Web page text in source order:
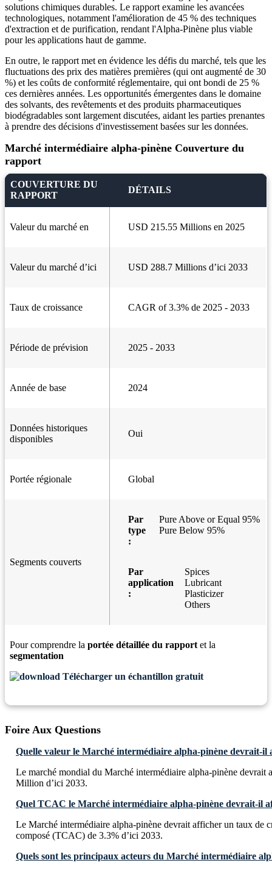
solutions chimiques durables. Le rapport examine les avancées
technologiques, notamment l'amélioration de 45 % des techniques
d'extraction et de purification, rendant l'Alpha-Pinène plus viable
pour les applications haut de gamme.
En outre, le rapport met en évidence les défis du marché, tels que les
fluctuations des prix des matières premières (qui ont augmenté de 30
%) et les coûts de conformité réglementaire, qui ont bondi de 25 %
ces dernières années. Les opportunités émergentes dans le domaine
des solvants, des revêtements et des produits pharmaceutiques
biodégradables sont largement discutées, aidant les parties prenantes
à prendre des décisions d'investissement basées sur les données.
Marché intermédiaire alpha-pinène Couverture du
rapport
COUVERTURE DU
RAPPORT
DÉTAILS
Valeur du marché en USD 215.55 Millions en 2025
Valeur du marché d’ici USD 288.7 Millions d’ici 2033
Taux de croissance CAGR of 3.3% de 2025 - 2033
Période de prévision 2025 - 2033
Année de base 2024
Données historiques
disponibles
Oui
Portée régionale Global
Segments couverts
Par
type
:
Pure Above or Equal 95%
Pure Below 95%
Par
application
:
Spices
Lubricant
Plasticizer
Others
Pour comprendre la portée détaillée du rapport et la
segmentation
Télécharger un échantillon gratuit
Foire Aux Questions
Quelle valeur le Marché intermédiaire alpha-pinène devrait-il
Le marché mondial du Marché intermédiaire alpha-pinène devrait
Million d’ici 2033.
Quel TCAC le Marché intermédiaire alpha-pinène devrait-il
Le Marché intermédiaire alpha-pinène devrait afficher un taux de
composé (TCAC) de 3.3% d’ici 2033.
Quels sont les principaux acteurs du Marché intermédiaire